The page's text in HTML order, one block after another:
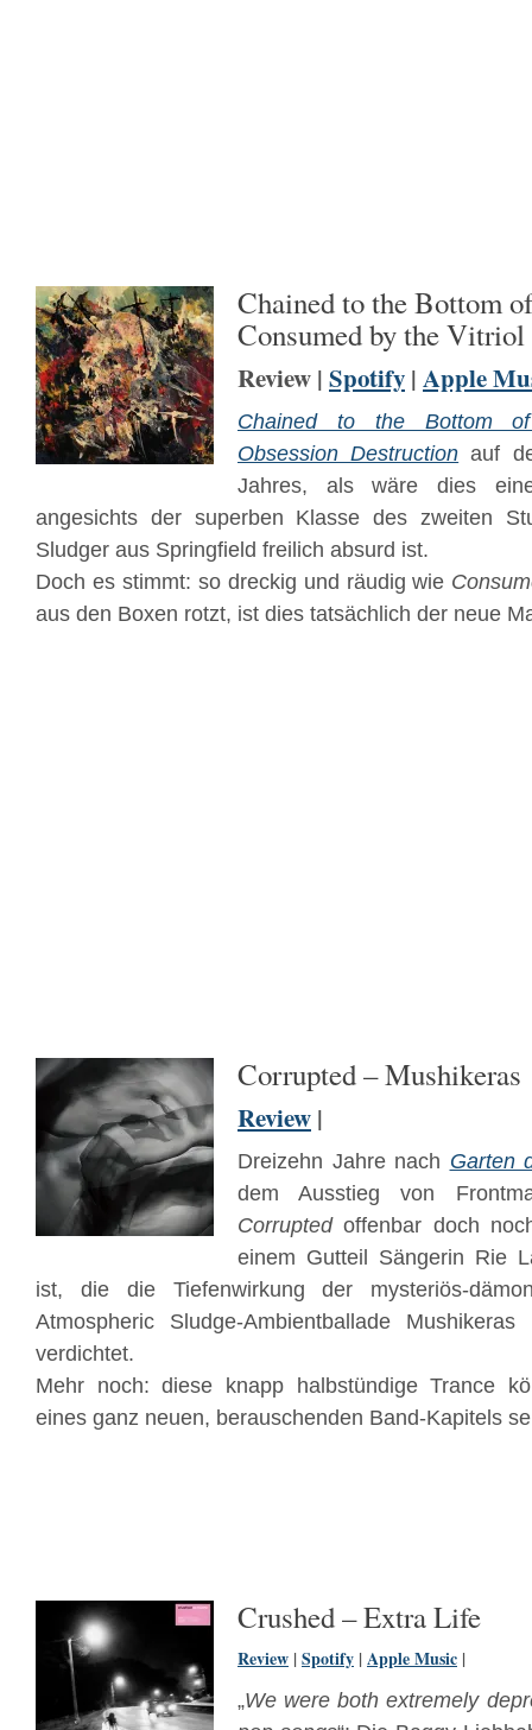
Chained to the Bottom
Consumed by the
Review | Spotify | Apple
Chained to the Bottom
Obsession Destruction auf
Jahres, als wäre dies
angesichts der superben Klasse des zweiten
Sludger aus Springfield freilich absurd ist.
Doch es stimmt: so dreckig und räudig wie
aus den Boxen rotzt, ist dies tatsächlich der neue
Corrupted – Mushikeras
Review |
Dreizehn Jahre nach Garten
dem Ausstieg von
Corruptedoffenbar doch
einem Gutteil Sängerin Rie
ist, die die Tiefenwirkung der mysteriös-
Atmospheric Sludge-Ambientballade
verdichtet.
Mehr noch: diese knapp halbstündige Trance
eines ganz neuen, berauschenden Band-Kapitels
Crushed – Extra Life
Review |Spotify |Apple Music |
„We were both extremely